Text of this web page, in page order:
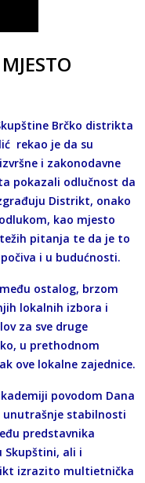
Brčko distrikta
rekao je da su
i zakonodavne
pokazali odlučnost da
Distrikt, onako
kao mjesto
pitanja te da je to
i u budućnosti.
ostalog, brzom
lokalnih izbora i
za sve druge
u prethodnom
ove lokalne zajednice.
povodom Dana
unutrašnje stabilnosti
predstavnika
ali i
izrazito multietnička